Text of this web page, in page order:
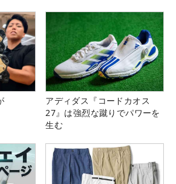
アディダス『コードカオス
27』は強烈な蹴りでパワーを
生む